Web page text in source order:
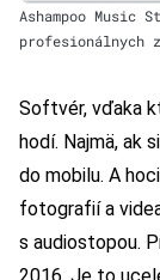
Ashampoo Music
profesionálnych
Softvér, vďaka
hodí. Najmä, ak
do mobilu. A
fotografií a
s audiostopou.